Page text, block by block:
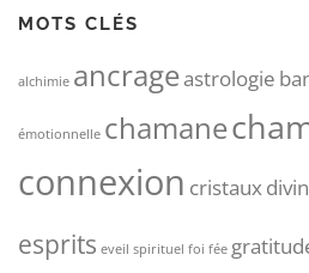
MOTS CLÉS
alchimie ancrageastrologie
émotionnelle chamane
connexion cristaux divin
esprits eveil spirituel foi fée